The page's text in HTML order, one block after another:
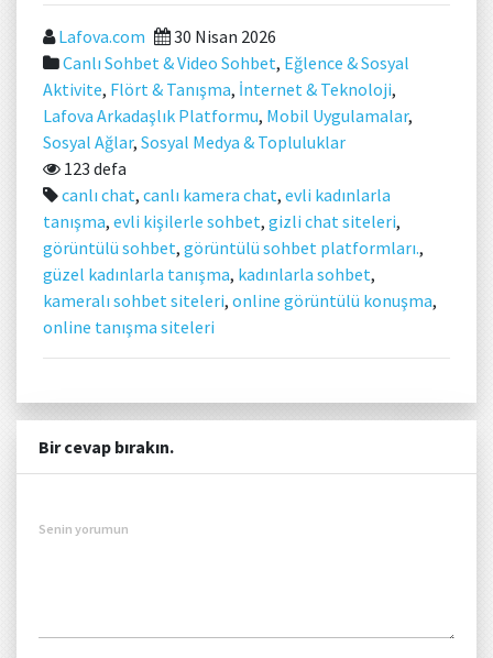
Lafova.com
30 Nisan 2026
Canlı Sohbet & Video Sohbet, Eğlence & Sosyal
Aktivite, Flört & Tanışma, İnternet & Teknoloji,
Lafova Arkadaşlık Platformu, Mobil Uygulamalar,
Sosyal Ağlar, Sosyal Medya & Topluluklar
123 defa
canlı chat, canlı kamera chat, evli kadınlarla
tanışma, evli kişilerle sohbet, gizli chat siteleri,
görüntülü sohbet, görüntülü sohbet platformları.,
güzel kadınlarla tanışma, kadınlarla sohbet,
kameralı sohbet siteleri, online görüntülü konuşma,
online tanışma siteleri
Bir cevap bırakın.
Senin yorumun